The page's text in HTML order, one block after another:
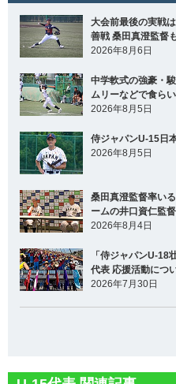
大会前最後の実戦
善戦 桑田真澄監督
2026年8月6日
中学軟式の強豪・
ムリーなどで食らい
2026年8月5日
侍ジャパンU-15日
2026年8月5日
桑田真澄監督率い
ームの井口資仁監
2026年8月4日
「侍ジャパンU-18
代表 応援活動につ
2026年7月30日